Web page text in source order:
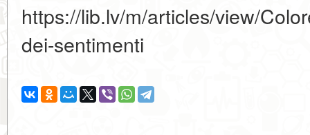
https://lib.lv/m/articles/view/
dei-sentimenti